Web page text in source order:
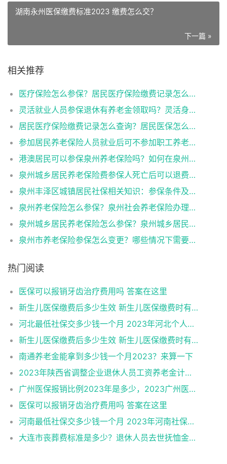
湖南永州医保缴费标准2023 缴费怎么交？
下一篇 »
相关推荐
医疗保险怎么参保？居民医疗保险缴费记录怎么查询？
灵活就业人员参保退休有养老金领取吗？灵活身份参保退休工资与职工有差别吗？
居民医疗保险缴费记录怎么查询？居民医保怎么参保？
参加居民养老保险人员就业后可不参加职工养老保险吗？两者同时参保会冲突吗？
港澳居民可以参保泉州养老保险吗？如何在泉州办理养老保险参保登记的？
泉州城乡居民养老保险费参保人死亡后可以退费吗？办理条件及材料要哪些？
泉州丰泽区城镇居民社保相关知识：参保条件及办理手续
泉州养老保险怎么参保？泉州社会养老保险办理条件及流程介绍
泉州城乡居民养老保险怎么参保？泉州城乡居民社会养老保险办理条件
泉州市养老保险参保怎么变更？哪些情况下需要变更的
热门阅读
医保可以报销牙齿治疗费用吗 答案在这里
新生儿医保缴费后多少生效 新生儿医保缴费时有何注意事项
河北最低社保交多少钱一个月 2023年河北个人社保缴费标准
新生儿医保缴费后多少生效 新生儿医保缴费时有何注意事项
南通养老金能拿到多少钱一个月2023？来算一下
2023年陕西省调整企业退休人员工资养老金计算方法一览（2022版）
广州医保报销比例2023年是多少，2023广州医保能报销哪些费用
医保可以报销牙齿治疗费用吗 答案在这里
河南最低社保交多少钱一个月 2023年河南社保缴费标准
大连市丧葬费标准是多少？退休人员去世抚恤金咋样？